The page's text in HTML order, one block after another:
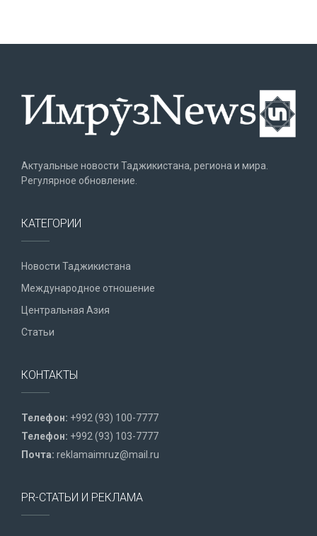
Актуальные новости Таджикистана, региона и мира.
Регулярное обновление.
КАТЕГОРИИ
Новости Таджикистана
Международное отношение
Центральная Азия
Статьи
КОНТАКТЫ
Телефон: +992 (93) 100-7777
Телефон: +992 (93) 103-7777
Почта: reklamaimruz@mail.ru
PR-СТАТЬИ И РЕКЛАМА